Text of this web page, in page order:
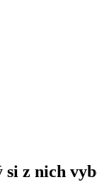
z nich